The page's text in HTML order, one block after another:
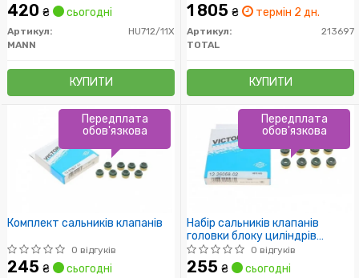
420 ₴ сьогодні
Артикул:
HU712/11X
MANN
КУПИТИ
1 805 ₴ термін 2 дн.
Артикул:
213697
TOTAL
КУПИТИ
Комплект сальників клапанів
0 відгуків
245 ₴ сьогодні
Передплата
обов'язкова
Набір сальників клапанів
головки блоку циліндрів
двигуна
0 відгуків
255 ₴ сьогодні
Передплата
обов'язкова